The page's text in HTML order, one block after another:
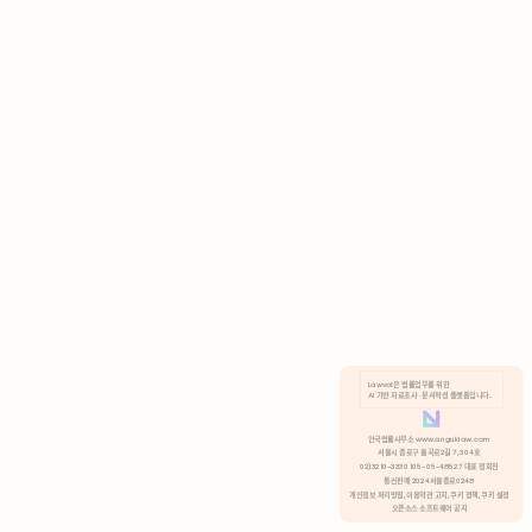
분석 쿠키 허용
Lawvot은 법률업무를 위한
AI 기반 자료조사 · 문서작성 플랫폼입니다.
안국법률사무소 www.anguklaw.com
서울시 종로구 율곡로2길 7, 304호
02)3210-3330 105-05-48527 대표 정희찬
통신판매 2024서울종로0248
개인정보 처리방침, 이용약관 고지, 쿠키 정책, 쿠키 설정
오픈소스 소프트웨어 공지